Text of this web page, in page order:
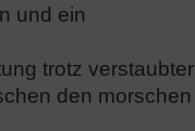
und ein
trotz verstaubter
den morschen